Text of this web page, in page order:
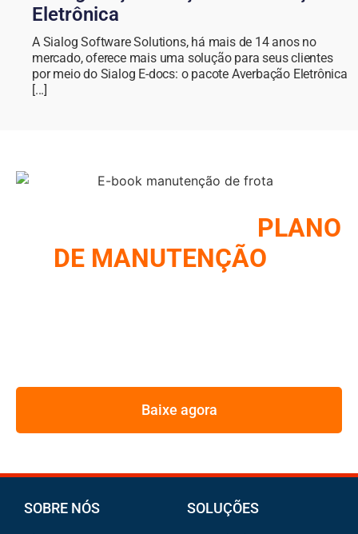
Eletrônica
A Sialog Software Solutions, há mais de 14 anos no
mercado, oferece mais uma solução para seus clientes
por meio do Sialog E-docs: o pacote Averbação Eletrônica
[...]
PLANO
DE MANUTENÇÃO
Baixe agora
SOBRE NÓS SOLUÇÕES